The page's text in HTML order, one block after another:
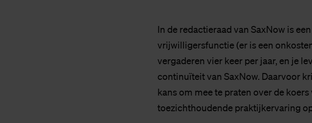
In de redactieraad van SaxNow is
vrijwilligersfunctie (er is een
vergaderen vier keer per jaar, en je
continuïteit van SaxNow. Daarvoor
kans om mee te praten over de
toezichthoudende praktijkervaring